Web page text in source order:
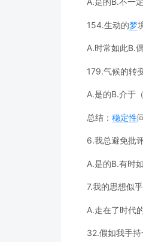
154.生动的梦
A.时常如此B.
179.气候的转
A.是的B.介于
总结： 稳定性
6.我总避免批
A.是的B.有时
7.我的思想似乎
A.走在了时代
32.假如我手